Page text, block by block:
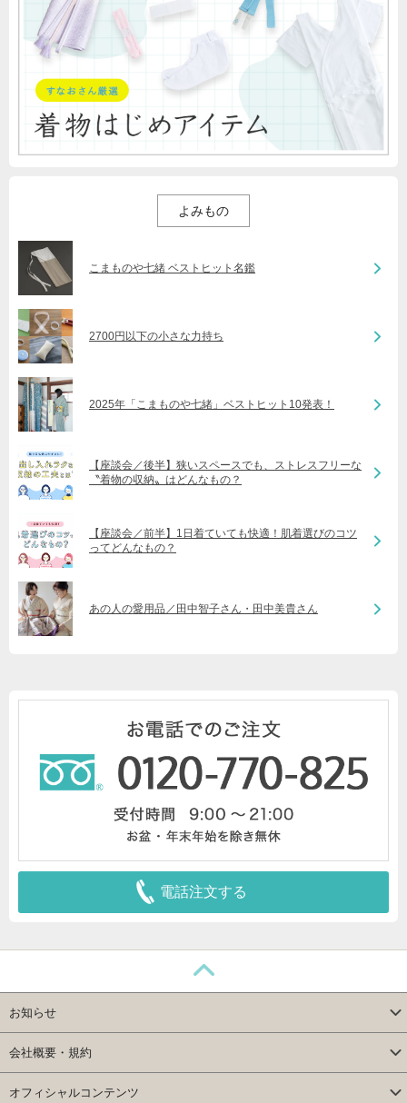
よみもの
こまものや七緒 ベストヒット名鑑
2700円以下の小さな力持ち
2025年「こまものや七緒」ベストヒット10発表！
【座談会／後半】狭いスペースでも、ストレスフリーな
〝着物の収納〟はどんなもの？
【座談会／前半】1日着ていても快適！肌着選びのコツ
ってどんなもの？
あの人の愛用品／田中智子さん・田中美貴さん
電話注文する
お知らせ
会社概要・規約
オフィシャルコンテンツ